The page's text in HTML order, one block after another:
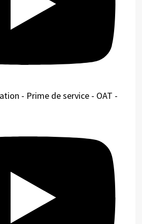
- Prime de service - OAT -